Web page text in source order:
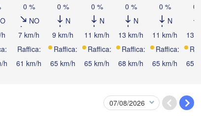
h
0 %
NO
7 km/h
Raffica:
61 km/h
0 %
N
9 km/h
Raffica:
65 km/h
0 %
N
11 km/h
Raffica:
65 km/h
0 %
N
13 km/h
Raffica:
68 km/h
0 %
N
11 km/h
Raffica:
65 km/h
0
13
65
Buenos Aires
Gualeguaychú
URUGUAY
B